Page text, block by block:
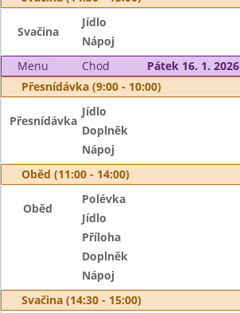
Svačina
Jídlo
Nápoj
Menu
Chod
Pátek 16. 1. 2026
Přesnídávka (9:00 - 10:00)
Přesnídávka
Jídlo
Doplněk
Nápoj
Oběd (11:00 - 14:00)
Oběd
Polévka
Jídlo
Příloha
Doplněk
Nápoj
Svačina (14:30 - 15:00)